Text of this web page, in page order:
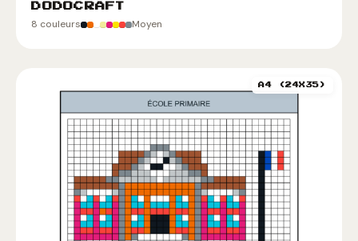
DODOCRAFT
8 couleurs Moyen
A4 (24X35)